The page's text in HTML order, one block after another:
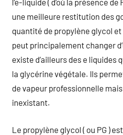
l’e-liquide ( d’où la présence
une meilleure restitution des
quantité de propylène glycol
peut principalement changer
existe d’ailleurs des e liquides
la glycérine végétale. Ils
de vapeur professionnelle
inexistant.
Le propylène glycol ( ou PG )